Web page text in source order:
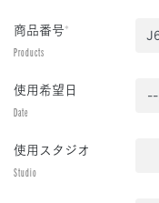
商品番号*
Products
使用希望日
Date
使用スタジオ
Studio